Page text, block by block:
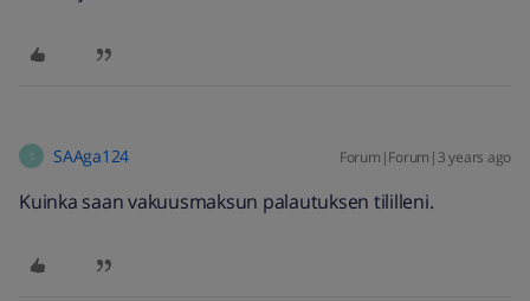
S SAAga124 Forum|Forum|3 years ago
Kuinka saan vakuusmaksun palautuksen tililleni.